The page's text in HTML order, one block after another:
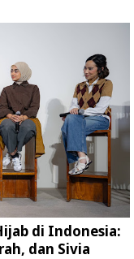
di Indonesia:
dan Sivia